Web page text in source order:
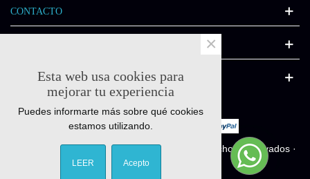
CONTACTO
CATÁLOGO
© Quick-fitness.es 2011-2025 - Todos los derechos reservados ·
Diseñado por
Esta web usa cookies para
mejorar tu experiencia
Puedes informarte más sobre qué cookies
estamos utilizando.
LEER Acepto
×